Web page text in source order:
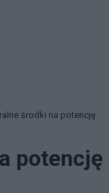
środki na potencję
potencję